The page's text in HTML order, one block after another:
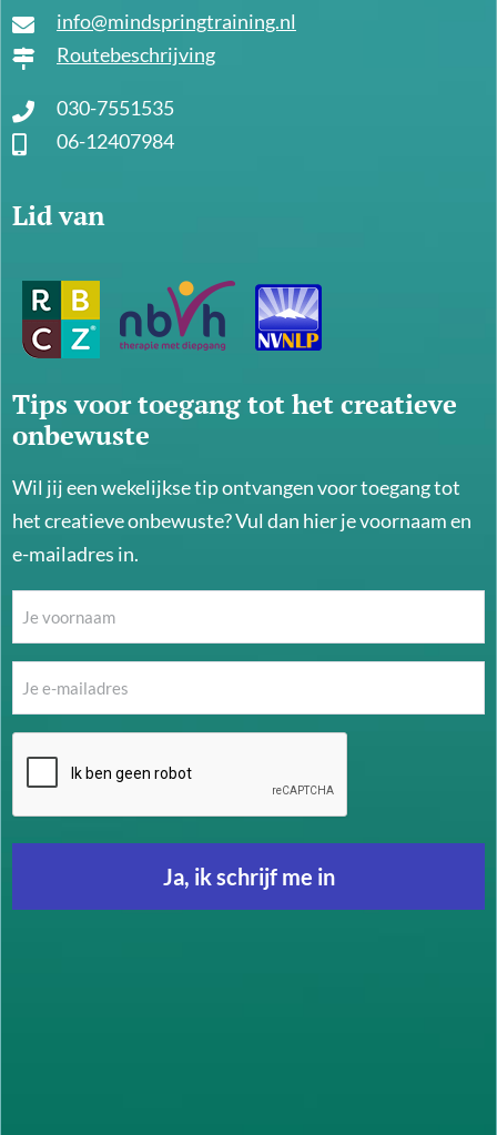
info@mindspringtraining.nl
Routebeschrijving
030-7551535
06-12407984
Lid van
Tips voor toegang tot het creatieve
onbewuste
Wil jij een wekelijkse tip ontvangen voor toegang tot
het creatieve onbewuste? Vul dan hier je voornaam en
e-mailadres in.